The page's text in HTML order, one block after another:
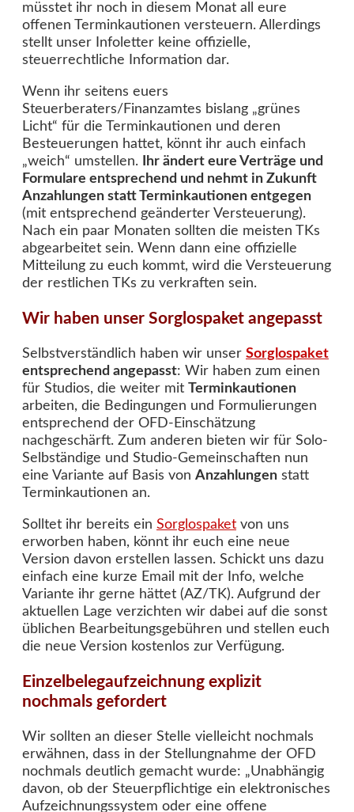
müsstet ihr noch in diesem Monat all eure
offenen Terminkautionen versteuern. Allerdings
stellt unser Infoletter keine offizielle,
steuerrechtliche Information dar.
Wenn ihr seitens euers
Steuerberaters/Finanzamtes bislang „grünes
Licht“ für die Terminkautionen und deren
Besteuerungen hattet, könnt ihr auch einfach
„weich“ umstellen.
Ihr ändert eure Verträge und
Formulare entsprechend und nehmt in Zukunft
Anzahlungen statt Terminkautionen entgegen
(mit entsprechend geänderter Versteuerung).
Nach ein paar Monaten sollten die meisten TKs
abgearbeitet sein. Wenn dann eine offizielle
Mitteilung zu euch kommt, wird die Versteuerung
der restlichen TKs zu verkraften sein.
Wir haben unser Sorglospaket angepasst
Selbstverständlich haben wir unser Sorglospaket
entsprechend angepasst: Wir haben zum einen
für Studios, die weiter mit Terminkautionen
arbeiten, die Bedingungen und Formulierungen
entsprechend der OFD-Einschätzung
nachgeschärft. Zum anderen bieten wir für Solo-
Selbständige und Studio-Gemeinschaften nun
eine Variante auf Basis von Anzahlungen statt
Terminkautionen an.
Solltet ihr bereits ein Sorglospaket von uns
erworben haben, könnt ihr euch eine neue
Version davon erstellen lassen. Schickt uns dazu
einfach eine kurze Email mit der Info, welche
Variante ihr gerne hättet (AZ/TK). Aufgrund der
aktuellen Lage verzichten wir dabei auf die sonst
üblichen Bearbeitungsgebühren und stellen euch
die neue Version kostenlos zur Verfügung.
Einzelbelegaufzeichnung explizit
nochmals gefordert
Wir sollten an dieser Stelle vielleicht nochmals
erwähnen, dass in der Stellungnahme der OFD
nochmals deutlich gemacht wurde: „Unabhängig
davon, ob der Steuerpflichtige ein elektronisches
Aufzeichnungssystem oder eine offene